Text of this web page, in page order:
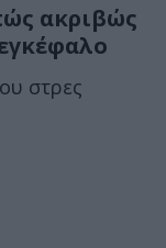
ακριβώς
στρες